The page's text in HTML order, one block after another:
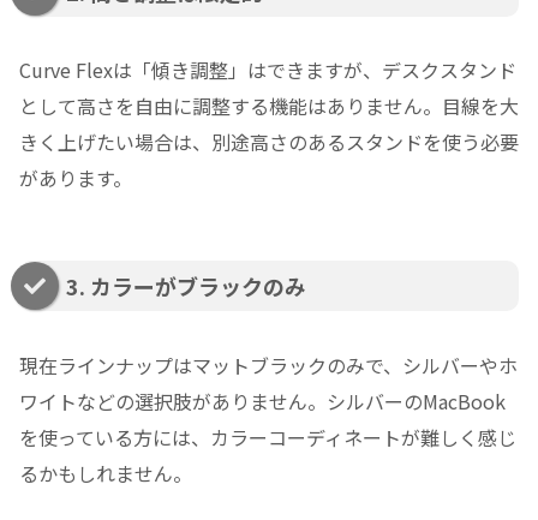
Curve Flexは「傾き調整」はできますが、デスクスタンド
として高さを自由に調整する機能はありません。目線を大
きく上げたい場合は、別途高さのあるスタンドを使う必要
があります。
3. カラーがブラックのみ
現在ラインナップはマットブラックのみで、シルバーやホ
ワイトなどの選択肢がありません。シルバーのMacBook
を使っている方には、カラーコーディネートが難しく感じ
るかもしれません。